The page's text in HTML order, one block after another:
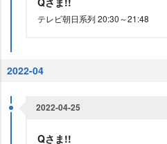
テレビ朝日系列 20:30～21:48
2022-04
2022-04-25
Qさま!!